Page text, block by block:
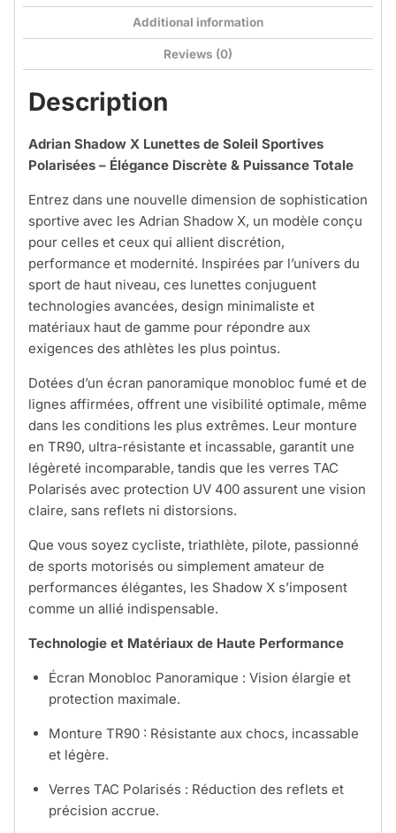
Additional information
Reviews (0)
Description
Adrian Shadow X Lunettes de Soleil Sportives
Polarisées – Élégance Discrète & Puissance Totale
Entrez dans une nouvelle dimension de sophistication
sportive avec les Adrian Shadow X, un modèle conçu
pour celles et ceux qui allient discrétion,
performance et modernité. Inspirées par l’univers du
sport de haut niveau, ces lunettes conjuguent
technologies avancées, design minimaliste et
matériaux haut de gamme pour répondre aux
exigences des athlètes les plus pointus.
Dotées d’un écran panoramique monobloc fumé et de
lignes affirmées, offrent une visibilité optimale, même
dans les conditions les plus extrêmes. Leur monture
en TR90, ultra-résistante et incassable, garantit une
légèreté incomparable, tandis que les verres TAC
Polarisés avec protection UV 400 assurent une vision
claire, sans reflets ni distorsions.
Que vous soyez cycliste, triathlète, pilote, passionné
de sports motorisés ou simplement amateur de
performances élégantes, les Shadow X s’imposent
comme un allié indispensable.
Technologie et Matériaux de Haute Performance
Écran Monobloc Panoramique : Vision élargie et
protection maximale.
Monture TR90 : Résistante aux chocs, incassable
et légère.
Verres TAC Polarisés : Réduction des reflets et
précision accrue.